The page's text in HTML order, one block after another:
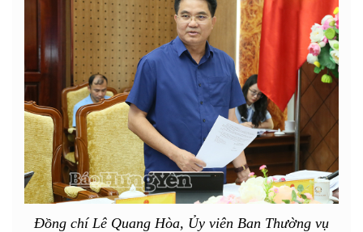
Đồng chí Lê Quang Hòa, Ủy viên Ban Thường vụ